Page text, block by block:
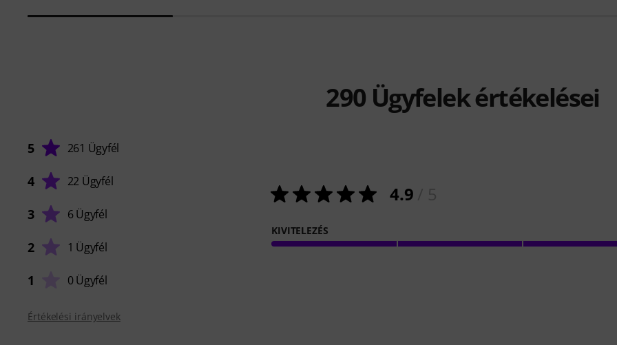
290 Ügyfelek értékelései
5 261 Ügyfél
4 22 Ügyfél
3 6 Ügyfél
2 1 Ügyfél
1 0 Ügyfél
4.9
KIVITELEZÉS
Értékelési irányelvek